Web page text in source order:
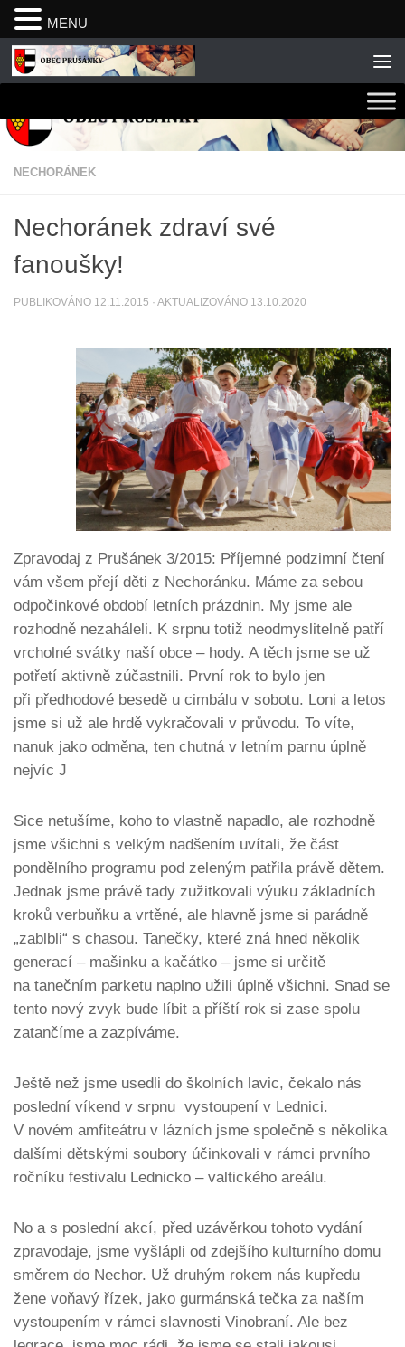
Skip to content
NECHORÁNEK
Nechoránek zdraví své
fanoušky!
PUBLIKOVÁNO 12.11.2015 · AKTUALIZOVÁNO 13.10.2020
Zpravodaj z Prušánek 3/2015: Příjemné podzimní čtení
vám všem přejí děti z Nechoránku. Máme za sebou
odpočinkové období letních prázdnin. My jsme ale
rozhodně nezaháleli. K srpnu totiž neodmyslitelně patří
vrcholné svátky naší obce – hody. A těch jsme se už
potřetí aktivně zúčastnili. První rok to bylo jen
při předhodové besedě u cimbálu v sobotu. Loni a letos
jsme si už ale hrdě vykračovali v průvodu. To víte,
nanuk jako odměna, ten chutná v letním parnu úplně
nejvíc J
Sice netušíme, koho to vlastně napadlo, ale rozhodně
jsme všichni s velkým nadšením uvítali, že část
pondělního programu pod zeleným patřila právě dětem.
Jednak jsme právě tady zužitkovali výuku základních
kroků verbuňku a vrtěné, ale hlavně jsme si parádně
„zablbli“ s chasou. Tanečky, které zná hned několik
generací – mašinku a kačátko – jsme si určitě
na tanečním parketu naplno užili úplně všichni. Snad se
tento nový zvyk bude líbit a příští rok si zase spolu
zatančíme a zazpíváme.
Ještě než jsme usedli do školních lavic, čekalo nás
poslední víkend v srpnu vystoupení v Lednici.
V novém amfiteátru v lázních jsme společně s několika
dalšími dětskými soubory účinkovali v rámci prvního
ročníku festivalu Lednicko – valtického areálu.
No a s poslední akcí, před uzávěrkou tohoto vydání
zpravodaje, jsme vyšlápli od zdejšího kulturního domu
směrem do Nechor. Už druhým rokem nás kupředu
žene voňavý řízek, jako gurmánská tečka za naším
vystoupením v rámci slavnosti Vinobraní. Ale bez
MENU